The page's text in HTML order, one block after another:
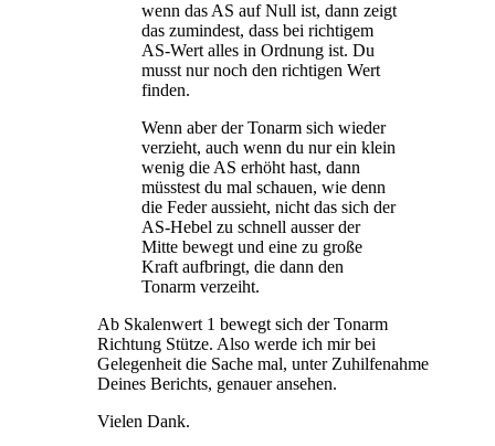
wenn das AS auf Null ist, dann zeigt
das zumindest, dass bei richtigem
AS-Wert alles in Ordnung ist. Du
musst nur noch den richtigen Wert
finden.
Wenn aber der Tonarm sich wieder
verzieht, auch wenn du nur ein klein
wenig die AS erhöht hast, dann
müsstest du mal schauen, wie denn
die Feder aussieht, nicht das sich der
AS-Hebel zu schnell ausser der
Mitte bewegt und eine zu große
Kraft aufbringt, die dann den
Tonarm verzeiht.
Ab Skalenwert 1 bewegt sich der Tonarm
Richtung Stütze. Also werde ich mir bei
Gelegenheit die Sache mal, unter Zuhilfenahme
Deines Berichts, genauer ansehen.
Vielen Dank.